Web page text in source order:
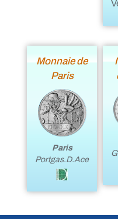
Monnaie de
Paris
Paris
Portgas.D.Ace